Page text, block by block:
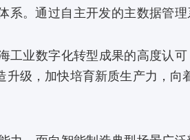
系。通过自主开发的主数据管
业数字化转型成果的高度认可
级，加快培育新质生产力，向